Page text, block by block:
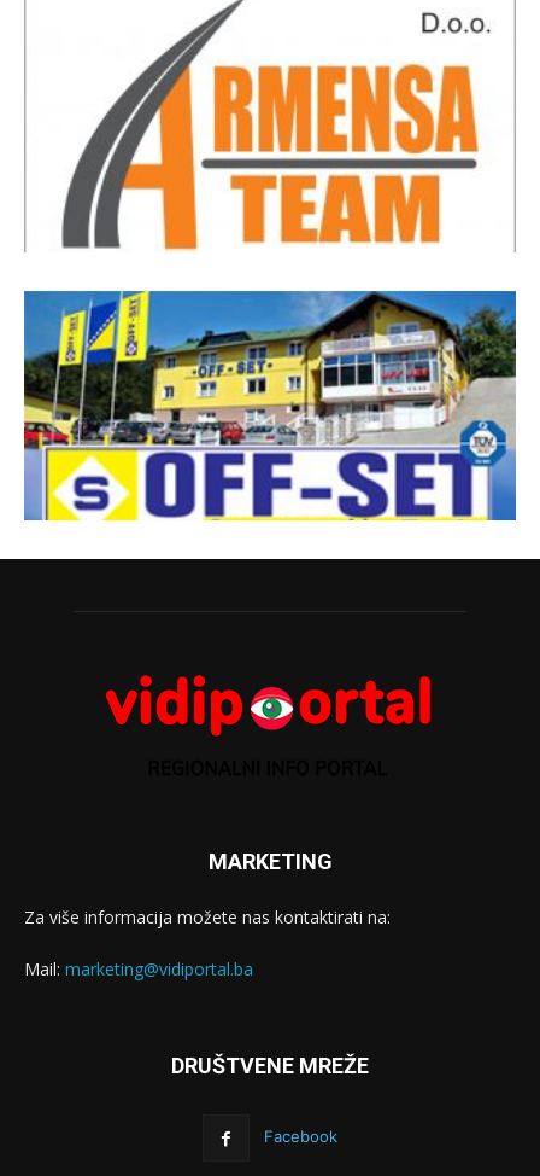
MARKETING
Za više informacija možete nas kontaktirati na:
Mail: marketing@vidiportal.ba
DRUŠTVENE MREŽE
Facebook